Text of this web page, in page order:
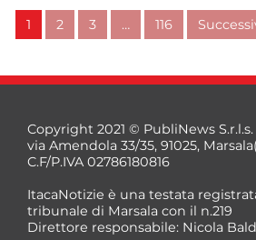
1 2 3 … 116
Copyright 2021 © PubliNews S.r.l.s.
via Amendola 33/35, 91025,
C.F/P.IVA 02786180816
ItacaNotizie è una testata
tribunale di Marsala con il n.219
Direttore responsabile: Nicola